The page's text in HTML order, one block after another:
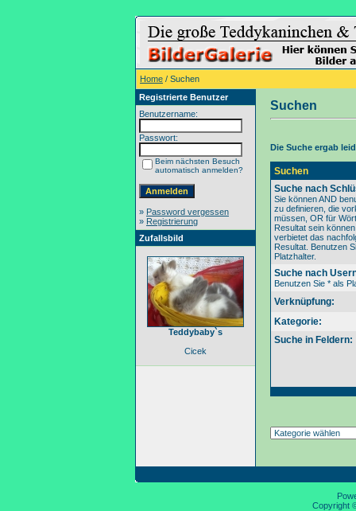
Home / Suchen
Registrierte Benutzer
Benutzername:
Passwort:
Beim nächsten Besuch
automatisch anmelden?
» Password vergessen
» Registrierung
Zufallsbild
Teddybaby`s
Cicek
Suchen
Die Suche ergab
Suchen
Suche nach
Sie können AND
zu definieren, die
müssen, OR für
Resultat sein
verbietet das
Resultat. Benutzen
Platzhalter.
Suche nach
Benutzen Sie * als
Verknüpfung:
Kategorie:
Suche in Feldern:
Copyright